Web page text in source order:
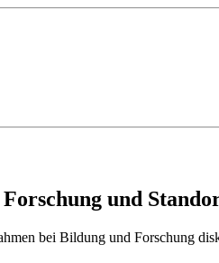
und
bei Bildung und Forschung